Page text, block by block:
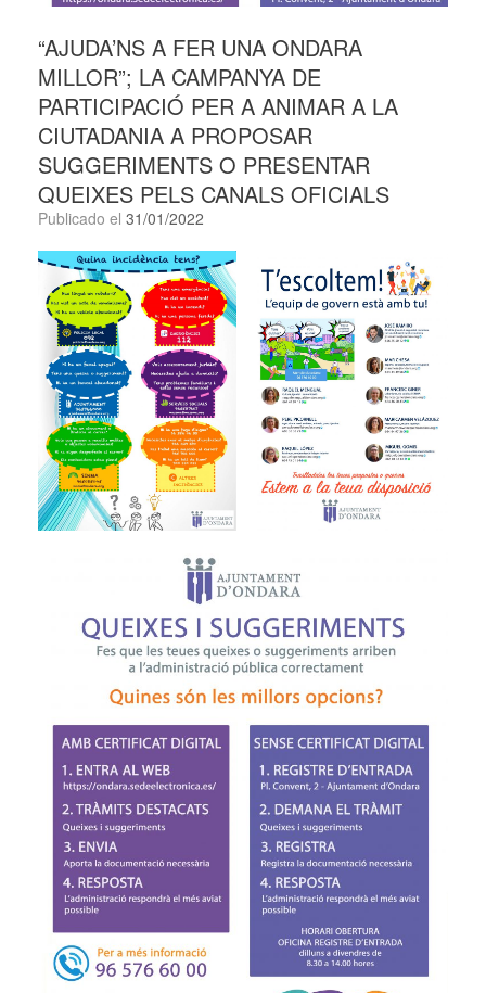
“AJUDA’NS A FER UNA ONDARA
MILLOR”; LA CAMPANYA DE
PARTICIPACIÓ PER A ANIMAR A LA
CIUTADANIA A PROPOSAR
SUGGERIMENTS O PRESENTAR
QUEIXES PELS CANALS OFICIALS
Publicado el 31/01/2022